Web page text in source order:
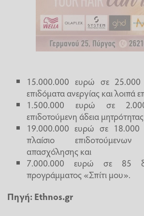
15.000.000 ευρώ σε 25.000
επιδόματα ανεργίας και λοιπά
1.500.000 ευρώ σε
επιδοτούμενη άδεια
19.000.000 ευρώ σε 18.000
πλαίσιο επιδοτούμενων
απασχόλησης και
7.000.000 ευρώ σε 85
προγράμματος «Σπίτι μου».
Πηγή: Ethnos.gr